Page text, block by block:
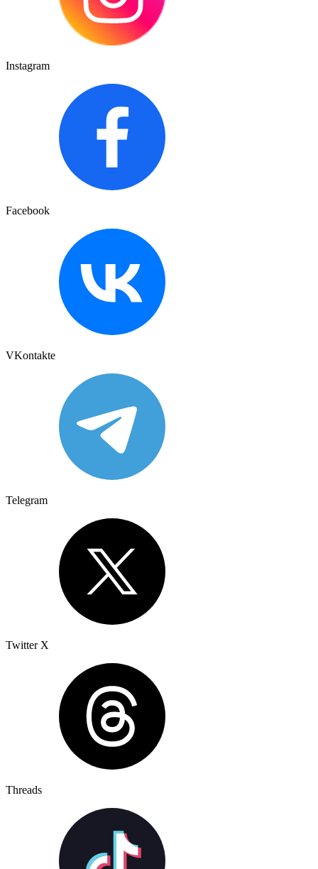
Instagram
Facebook
VKontakte
Telegram
Twitter X
Threads